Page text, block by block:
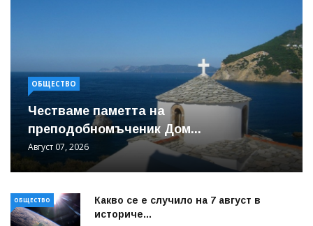
ОБЩЕСТВО
Честваме паметта на
преподобномъченик Дом...
Август 07, 2026
ОБЩЕСТВО
Какво се е случило на 7 август в
историче...